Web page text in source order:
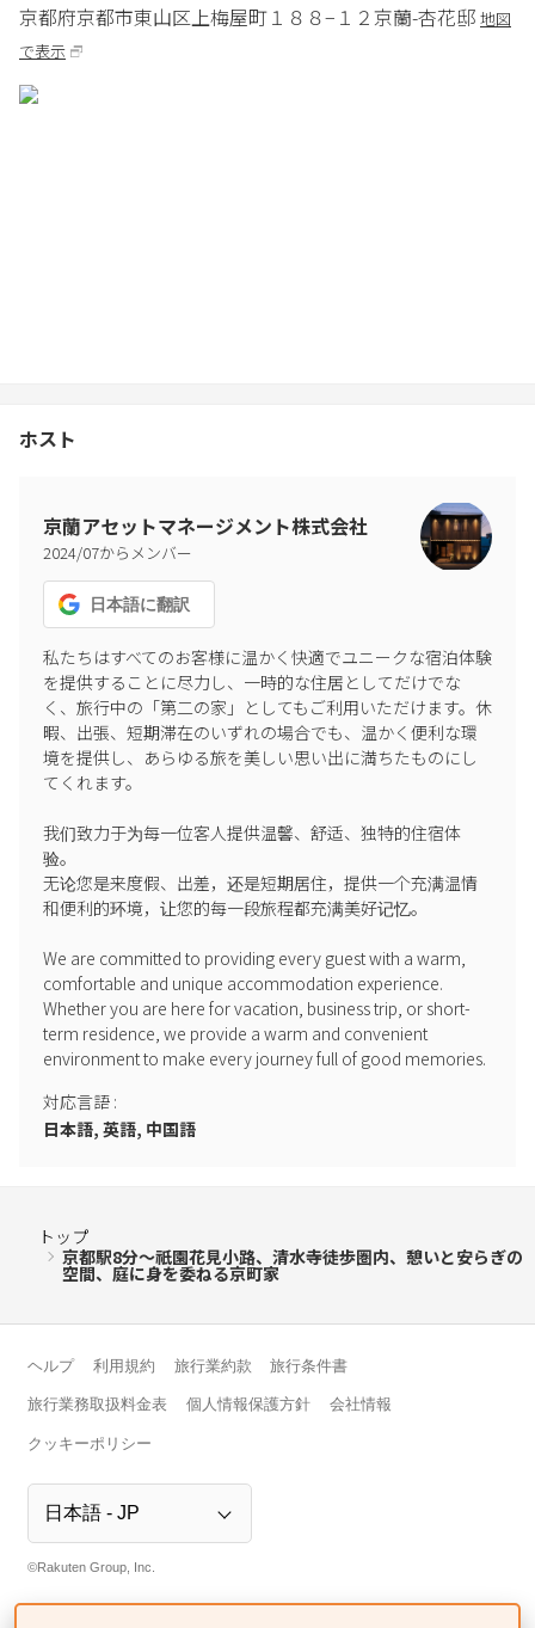
京都府京都市東山区上梅屋町１８８−１２京蘭-杏花邸 地図
で表示
ホスト
京蘭アセットマネージメント株式会社
2024/07からメンバー
日本語に翻訳
私たちはすべてのお客様に温かく快適でユニークな宿泊体験
を提供することに尽力し、一時的な住居としてだけでな
く、旅行中の「第二の家」としてもご利用いただけます。休
暇、出張、短期滞在のいずれの場合でも、温かく便利な環
境を提供し、あらゆる旅を美しい思い出に満ちたものにし
てくれます。
我们致力于为每一位客人提供温馨、舒适、独特的住宿体
验。
无论您是来度假、出差，还是短期居住，提供一个充满温情
和便利的环境，让您的每一段旅程都充满美好记忆。
We are committed to providing every guest with a warm,
comfortable and unique accommodation experience.
Whether you are here for vacation, business trip, or short-
term residence, we provide a warm and convenient
environment to make every journey full of good memories.
対応言語 :
日本語, 英語, 中国語
トップ
京都駅8分～祇園花見小路、清水寺徒歩圏内、憩いと安らぎの
空間、庭に身を委ねる京町家
ヘルプ 利用規約 旅行業約款 旅行条件書
旅行業務取扱料金表 個人情報保護方針 会社情報
クッキーポリシー
©Rakuten Group, Inc.